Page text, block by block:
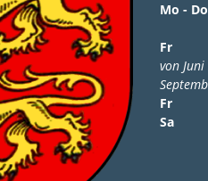
Mo -
Fr
von
Fr
Sa